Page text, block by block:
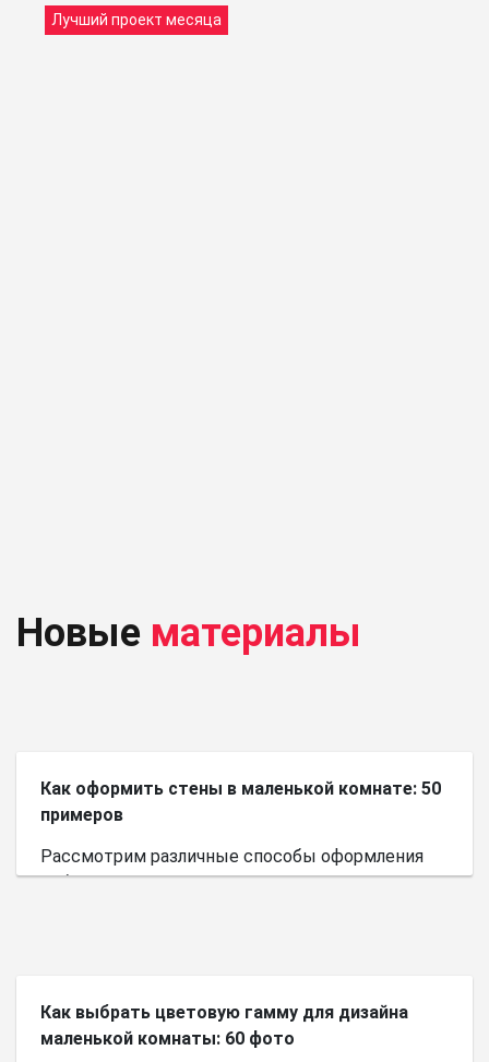
Лучший проект месяца
Новые материалы
Как оформить стены в маленькой комнате: 50
примеров
Рассмотрим различные способы оформления
небольшого пространства.
Как выбрать цветовую гамму для дизайна
маленькой комнаты: 60 фото